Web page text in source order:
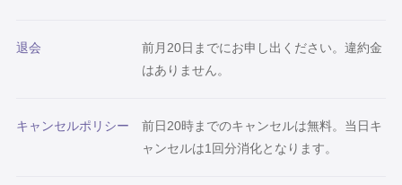
退会
前月20日までにお申し出ください。違約金
はありません。
キャンセルポリシー
前日20時までのキャンセルは無料。当日キ
ャンセルは1回分消化となります。